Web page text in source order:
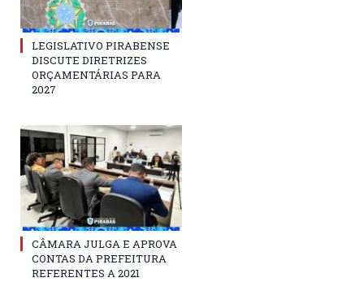
LEGISLATIVO PIRABENSE
DISCUTE DIRETRIZES
ORÇAMENTÁRIAS PARA
2027
CÂMARA JULGA E APROVA
CONTAS DA PREFEITURA
REFERENTES A 2021